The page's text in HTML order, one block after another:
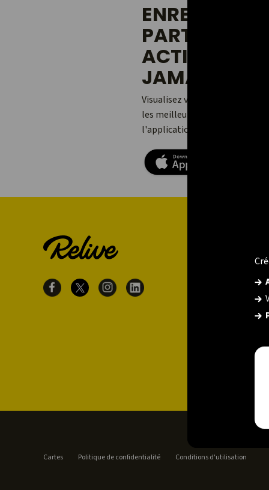
PARTAGEZ
ACTIVITÉS
JAMAIS.
Visualisez vos aventures,
les meilleures avec vos amis
l'application Relive pour
Cartes Politique de confidentialité Conditions d'utilisation